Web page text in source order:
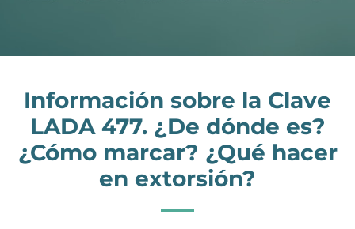
Información sobre la Clave
LADA 477. ¿De dónde es?
¿Cómo marcar? ¿Qué hacer
en extorsión?